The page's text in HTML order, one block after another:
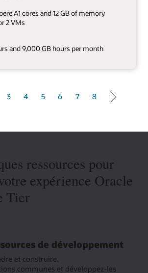
A1 cores and 12 GB of memory
2 VMs
and 9,000 GB hours per month
3 4 5 6 7 8
ressources pour
expérience Oracle
Tier
de développement
et construire.
communes et développez-les